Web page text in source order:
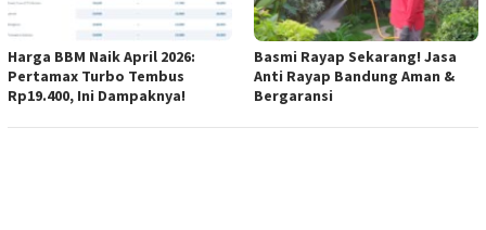
Harga BBM Naik April 2026:
Pertamax Turbo Tembus
Rp19.400, Ini Dampaknya!
Basmi Rayap Sekarang! Jasa
Anti Rayap Bandung Aman &
Bergaransi